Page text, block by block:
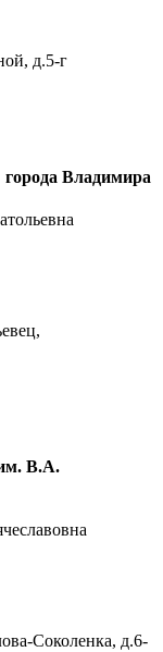
д.5-г
Владимира
В.А.
Соколенка, д.6-